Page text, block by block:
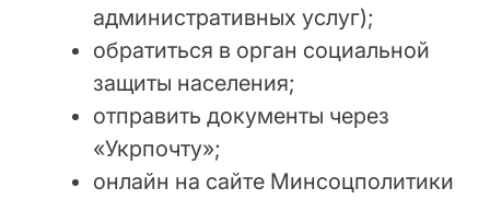
административных услуг);
обратиться в орган социальной
защиты населения;
отправить документы через
«Укрпочту»;
онлайн на сайте Минсоцполитики